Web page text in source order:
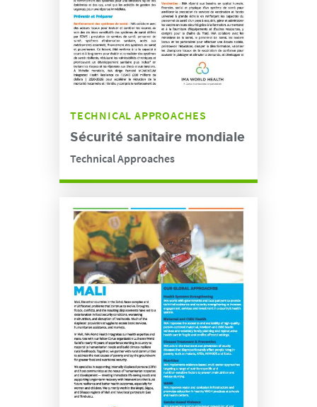
TECHNICAL APPROACHES
Sécurité sanitaire mondiale
Technical Approaches